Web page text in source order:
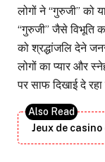
लोगों ने “गुरुजी” को
“गुरुजी” जैसे विभूति
को श्रद्धांजलि देने
लोगों का प्यार और
पर साफ दिखाई दे रहा
Jeux de